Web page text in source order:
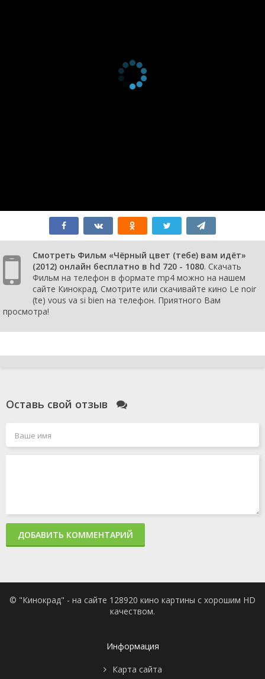
Смотреть Фильм «Чёрный цвет (тебе) вам идёт»
(2012) онлайн бесплатно в hd 720 - 1080. Скачать
Фильм на телефон в формате mp4 можно на нашем
сайте Кинокрад. Смотрите или скачивайте кино Le noir
(te) vous va si bien на телефон. Приятного Вам
просмотра!
Оставь свой отзыв
ДОБАВИТЬ КОММЕНТАРИЙ
© "Кинокрад" - на сайте 128920 кино картины с хорошим HD
качеством.
Информация
Карта сайта